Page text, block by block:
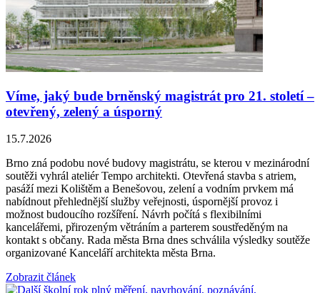
Víme, jaký bude brněnský magistrát pro 21. století –
otevřený, zelený a úsporný
15.7.2026
Brno zná podobu nové budovy magistrátu, se kterou v mezinárodní
soutěži vyhrál ateliér Tempo architekti. Otevřená stavba s atriem,
pasáží mezi Kolištěm a Benešovou, zelení a vodním prvkem má
nabídnout přehlednější služby veřejnosti, úspornější provoz i
možnost budoucího rozšíření. Návrh počítá s flexibilními
kancelářemi, přirozeným větráním a parterem soustředěným na
kontakt s občany. Rada města Brna dnes schválila výsledky soutěže
organizované Kanceláří architekta města Brna.
Zobrazit článek